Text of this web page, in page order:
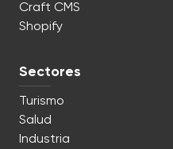
Craft CMS
Shopify
Sectores
Turismo
Salud
Industria